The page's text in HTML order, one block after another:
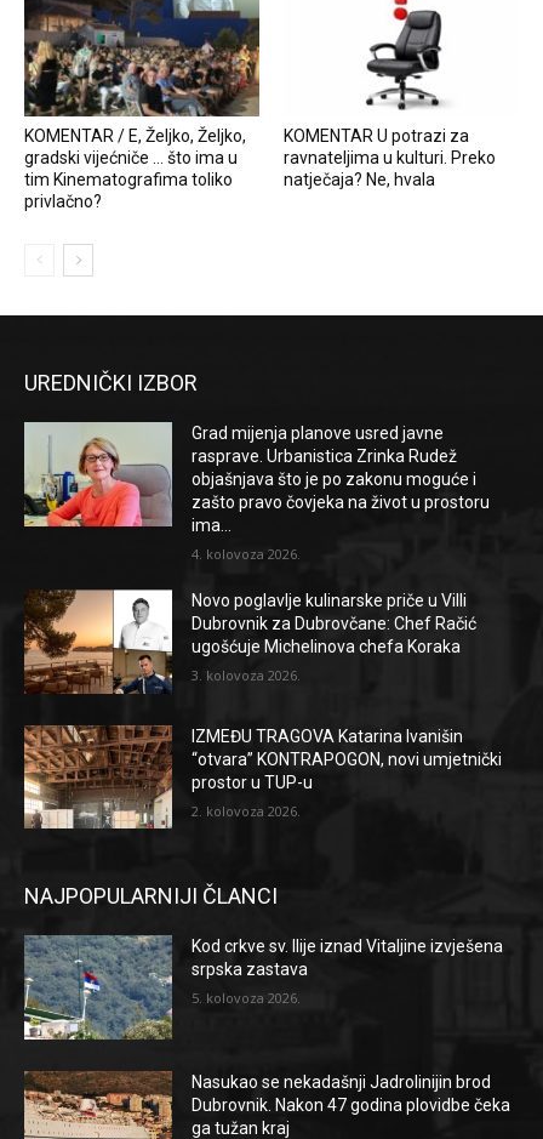
KOMENTAR / E, Željko, Željko,
gradski vijećniče … što ima u
tim Kinematografima toliko
privlačno?
KOMENTAR U potrazi za
ravnateljima u kulturi. Preko
natječaja? Ne, hvala
UREDNIČKI IZBOR
Grad mijenja planove usred javne
rasprave. Urbanistica Zrinka Rudež
objašnjava što je po zakonu moguće i
zašto pravo čovjeka na život u prostoru
ima...
4. kolovoza 2026.
Novo poglavlje kulinarske priče u Villi
Dubrovnik za Dubrovčane: Chef Račić
ugošćuje Michelinova chefa Koraka
3. kolovoza 2026.
IZMEĐU TRAGOVA Katarina Ivanišin
“otvara” KONTRAPOGON, novi umjetnički
prostor u TUP-u
2. kolovoza 2026.
NAJPOPULARNIJI ČLANCI
Kod crkve sv. Ilije iznad Vitaljine izvješena
srpska zastava
5. kolovoza 2026.
Nasukao se nekadašnji Jadrolinijin brod
Dubrovnik. Nakon 47 godina plovidbe čeka
ga tužan kraj